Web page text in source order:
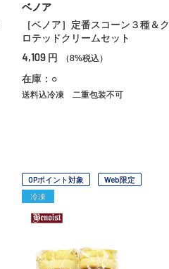
ベノア
［ベノア］定番スコーン３種＆ク
ロテッドクリームセット
4,109 円 （8%税込）
在庫：○
送料込冷凍 二重包装不可
OPポイント対象
Web限定
冷凍